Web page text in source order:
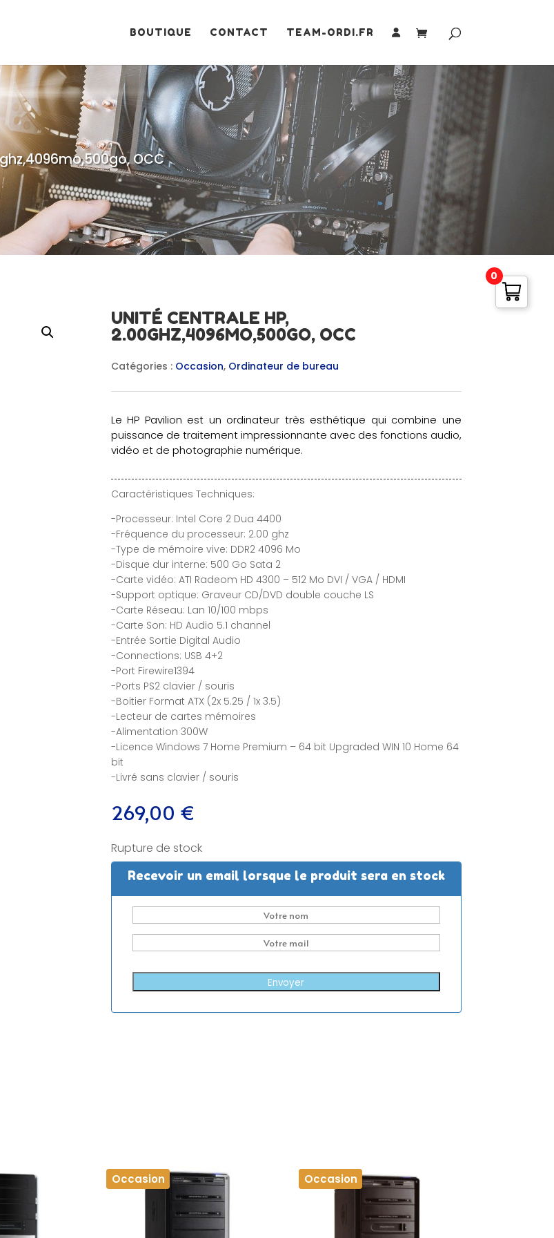
BOUTIQUE CONTACT TEAM-ORDI.FR
OCC
UNITÉ CENTRALE HP,
2.00GHZ,4096MO,500GO, OCC
Catégories : Occasion, Ordinateur de bureau
Le HP Pavilion est un ordinateur très esthétique qui combine une
puissance de traitement impressionnante avec des fonctions audio,
vidéo et de photographie numérique.
Caractéristiques Techniques:
-Processeur: Intel Core 2 Dua 4400
-Fréquence du processeur: 2.00 ghz
-Type de mémoire vive: DDR2 4096 Mo
-Disque dur interne: 500 Go Sata 2
-Carte vidéo: ATI Radeom HD 4300 – 512 Mo DVI / VGA / HDMI
-Support optique: Graveur CD/DVD double couche LS
-Carte Réseau: Lan 10/100 mbps
-Carte Son: HD Audio 5.1 channel
-Entrée Sortie Digital Audio
-Connections: USB 4+2
-Port Firewire1394
-Ports PS2 clavier / souris
-Boitier Format ATX (2x 5.25 / 1x 3.5)
-Lecteur de cartes mémoires
-Alimentation 300W
-Licence Windows 7 Home Premium – 64 bit Upgraded WIN 10 Home 64
bit
-Livré sans clavier / souris
269,00 €
Rupture de stock
Recevoir un email lorsque le produit sera en stock
Envoyer
Occasion Occasion
0